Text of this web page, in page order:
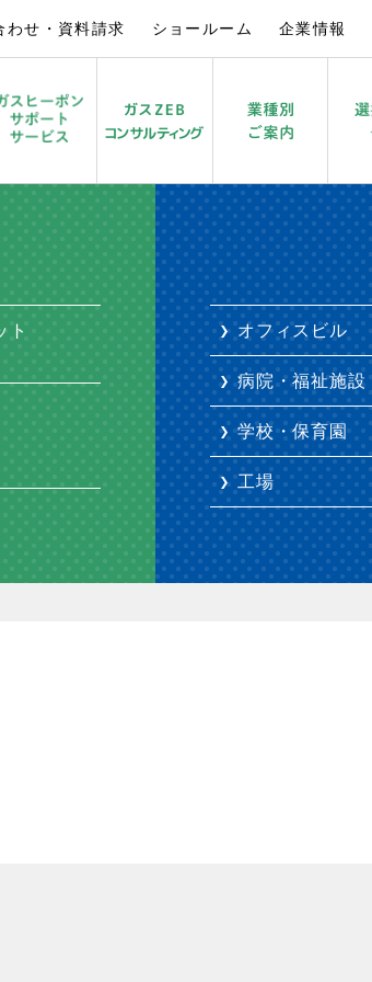
ージェネレーションのメリット
×
飲食店
宿泊施設
×
わせ・資料請求 ショールーム 企業情報
ト オフィスビル
病院・福祉施設
学校・保育園
工場